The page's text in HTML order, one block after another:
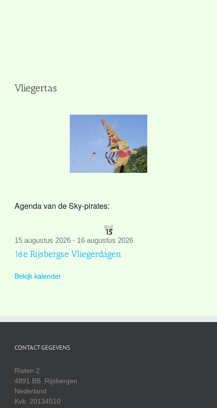
Vliegertas
Agenda van de Sky-pirates:
aug
15
15 augustus 2026 - 16 augustus 2026
16e Rijsbergse Vliegerdagen
Bekijk kalender
CONTACT GEGEVENS
Risten 2
4891 BB Rijsbergen
Nederland
Kvk: 20134510